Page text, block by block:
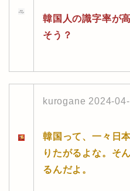
韓国人の識字率が
そう？
kurogane 2024-
韓国って、一々日
りたがるよな。そ
るんだよ。